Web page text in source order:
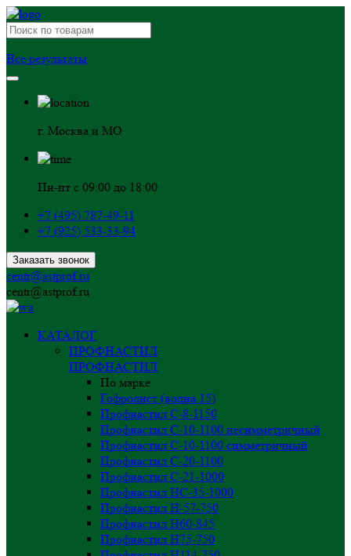
Все результаты
г. Москва и МО
Пн-пт с 09:00 до 18:00
+7 (495) 787-49-11
+7 (925) 533-33-94
Заказать звонок
centr@astprof.ru
centr@astprof.ru
КАТАЛОГ
ПРОФНАСТИЛ
ПРОФНАСТИЛ
По марке
Гофролист (волна 15)
Профнастил С-8-1150
Профнастил С-10-1100 несимметричный
Профнастил С-10-1100 симметричный
Профнастил С-20-1100
Профнастил С-21-1000
Профнастил НС-35-1000
Профнастил H-57-750
Профнастил Н60-845
Профнастил Н75-750